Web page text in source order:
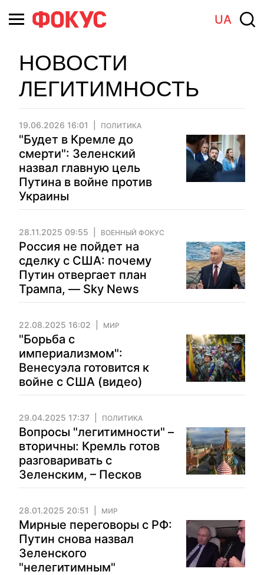
UA
НОВОСТИ
ЛЕГИТИМНОСТЬ
19.06.2026 16:01 ПОЛИТИКА
"Будет в Кремле до
смерти": Зеленский
назвал главную цель
Путина в войне против
Украины
28.11.2025 09:55 ВОЕННЫЙ ФОКУС
Россия не пойдет на
сделку с США: почему
Путин отвергает план
Трампа, — Sky News
22.08.2025 16:02 МИР
"Борьба с
империализмом":
Венесуэла готовится к
войне с США (видео)
29.04.2025 17:37 ПОЛИТИКА
Вопросы "легитимности" –
вторичны: Кремль готов
разговаривать с
Зеленским, – Песков
28.01.2025 20:51 МИР
Мирные переговоры с РФ:
Путин снова назвал
Зеленского
"нелегитимным"